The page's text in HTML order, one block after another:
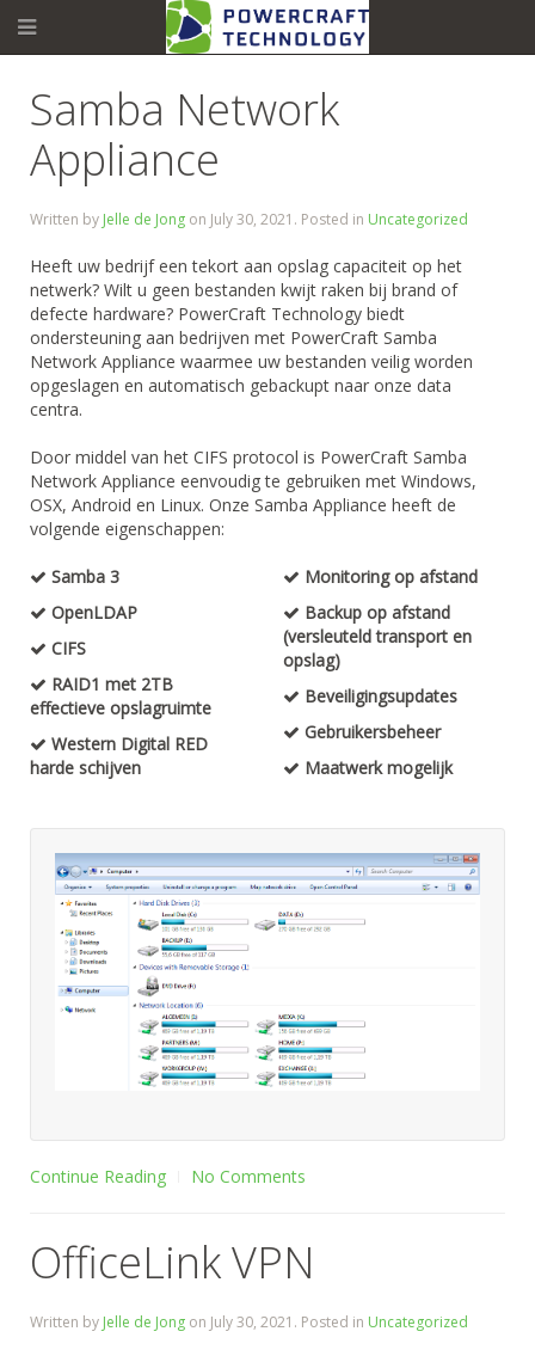
Samba Network
Appliance
Written by Jelle de Jong on July 30, 2021 . Posted in Uncategorized
Heeft uw bedrijf een tekort aan opslag capaciteit op het
netwerk? Wilt u geen bestanden kwijt raken bij brand of
defecte hardware? PowerCraft Technology biedt
ondersteuning aan bedrijven met PowerCraft Samba
Network Appliance waarmee uw bestanden veilig worden
opgeslagen en automatisch gebackupt naar onze data
centra.
Door middel van het CIFS protocol is PowerCraft Samba
Network Appliance eenvoudig te gebruiken met Windows,
OSX, Android en Linux. Onze Samba Appliance heeft de
volgende eigenschappen:
Samba 3
OpenLDAP
CIFS
RAID1 met 2TB
effectieve opslagruimte
Western Digital RED
harde schijven
Monitoring op afstand
Backup op afstand
(versleuteld transport en
opslag)
Beveiligingsupdates
Gebruikersbeheer
Maatwerk mogelijk
Continue Reading No Comments
OfficeLink VPN
Written by Jelle de Jong on July 30, 2021 . Posted in Uncategorized